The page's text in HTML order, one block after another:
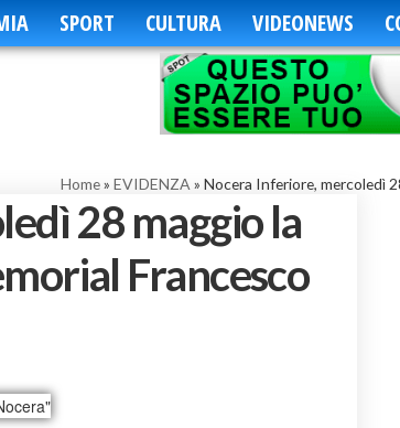
SPORT CULTURA VIDEONEWS
Home» EVIDENZA » Nocera Inferiore, mercoledì
28 maggio la
Francesco